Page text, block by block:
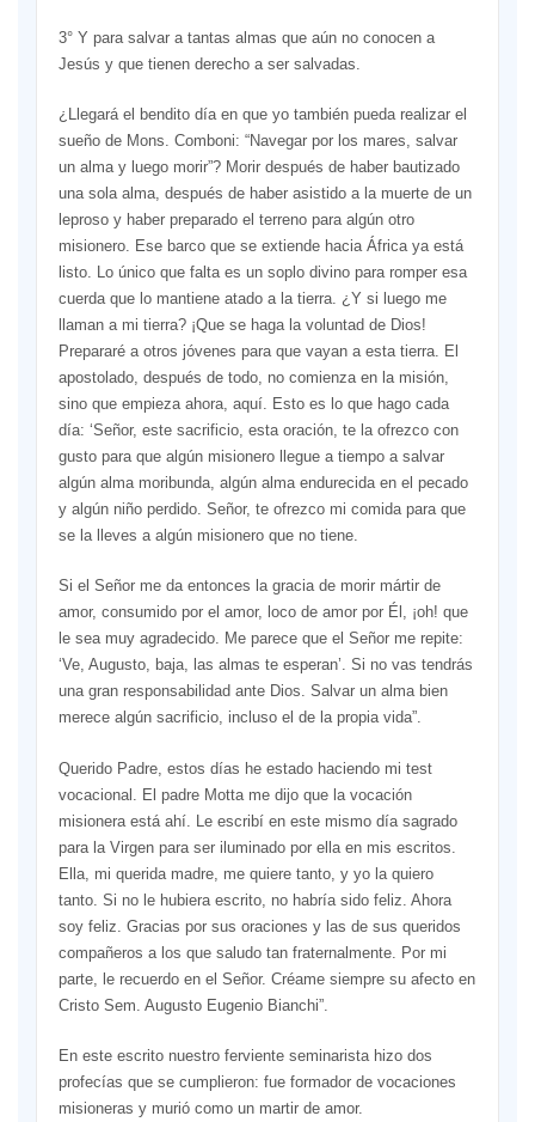
3° Y para salvar a tantas almas que aún no conocen a
Jesús y que tienen derecho a ser salvadas.
¿Llegará el bendito día en que yo también pueda realizar el
sueño de Mons. Comboni: “Navegar por los mares, salvar
un alma y luego morir”? Morir después de haber bautizado
una sola alma, después de haber asistido a la muerte de un
leproso y haber preparado el terreno para algún otro
misionero. Ese barco que se extiende hacia África ya está
listo. Lo único que falta es un soplo divino para romper esa
cuerda que lo mantiene atado a la tierra. ¿Y si luego me
llaman a mi tierra? ¡Que se haga la voluntad de Dios!
Prepararé a otros jóvenes para que vayan a esta tierra. El
apostolado, después de todo, no comienza en la misión,
sino que empieza ahora, aquí. Esto es lo que hago cada
día: ‘Señor, este sacrificio, esta oración, te la ofrezco con
gusto para que algún misionero llegue a tiempo a salvar
algún alma moribunda, algún alma endurecida en el pecado
y algún niño perdido. Señor, te ofrezco mi comida para que
se la lleves a algún misionero que no tiene.
Si el Señor me da entonces la gracia de morir mártir de
amor, consumido por el amor, loco de amor por Él, ¡oh! que
le sea muy agradecido. Me parece que el Señor me repite:
‘Ve, Augusto, baja, las almas te esperan’. Si no vas tendrás
una gran responsabilidad ante Dios. Salvar un alma bien
merece algún sacrificio, incluso el de la propia vida”.
Querido Padre, estos días he estado haciendo mi test
vocacional. El padre Motta me dijo que la vocación
misionera está ahí. Le escribí en este mismo día sagrado
para la Virgen para ser iluminado por ella en mis escritos.
Ella, mi querida madre, me quiere tanto, y yo la quiero
tanto. Si no le hubiera escrito, no habría sido feliz. Ahora
soy feliz. Gracias por sus oraciones y las de sus queridos
compañeros a los que saludo tan fraternalmente. Por mi
parte, le recuerdo en el Señor. Créame siempre su afecto en
Cristo Sem. Augusto Eugenio Bianchi”.
En este escrito nuestro ferviente seminarista hizo dos
profecías que se cumplieron: fue formador de vocaciones
misioneras y murió como un martir de amor.